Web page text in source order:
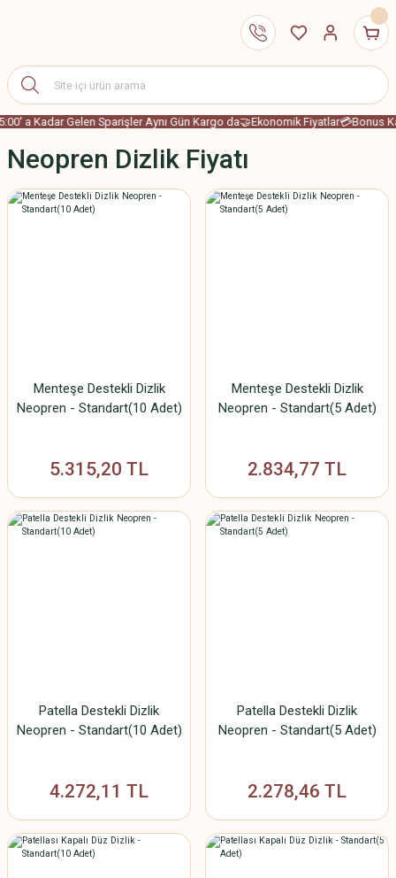
a Kadar Gelen Sparişler Aynı Gün Kargo da🤝Ekonomik Fiyatlar💳Bonus
Neopren Dizlik Fiyatı
Menteşe Destekli Dizlik
Neopren - Standart(10 Adet)
5.315,20 TL
Menteşe Destekli Dizlik
Neopren - Standart(5 Adet)
2.834,77 TL
Patella Destekli Dizlik
Neopren - Standart(10 Adet)
4.272,11 TL
Patella Destekli Dizlik
Neopren - Standart(5 Adet)
2.278,46 TL